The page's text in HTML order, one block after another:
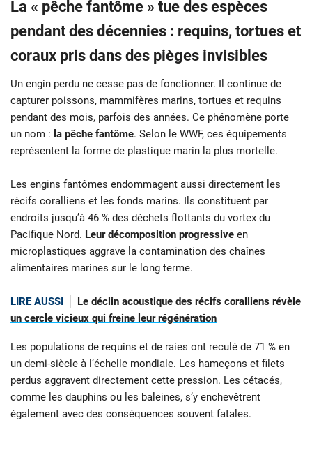
La « pêche fantôme » tue des espèces
pendant des décennies : requins, tortues et
coraux pris dans des pièges invisibles
Un engin perdu ne cesse pas de fonctionner. Il continue de
capturer poissons, mammifères marins, tortues et requins
pendant des mois, parfois des années. Ce phénomène porte
un nom : la pêche fantôme. Selon le WWF, ces équipements
représentent la forme de plastique marin la plus mortelle.
Les engins fantômes endommagent aussi directement les
récifs coralliens et les fonds marins. Ils constituent par
endroits jusqu’à 46 % des déchets flottants du vortex du
Pacifique Nord. Leur décomposition progressive en
microplastiques aggrave la contamination des chaînes
alimentaires marines sur le long terme.
LIRE AUSSI
Le déclin acoustique des récifs coralliens révèle
un cercle vicieux qui freine leur régénération
Les populations de requins et de raies ont reculé de 71 % en
un demi-siècle à l’échelle mondiale. Les hameçons et filets
perdus aggravent directement cette pression. Les cétacés,
comme les dauphins ou les baleines, s’y enchevêtrent
également avec des conséquences souvent fatales.